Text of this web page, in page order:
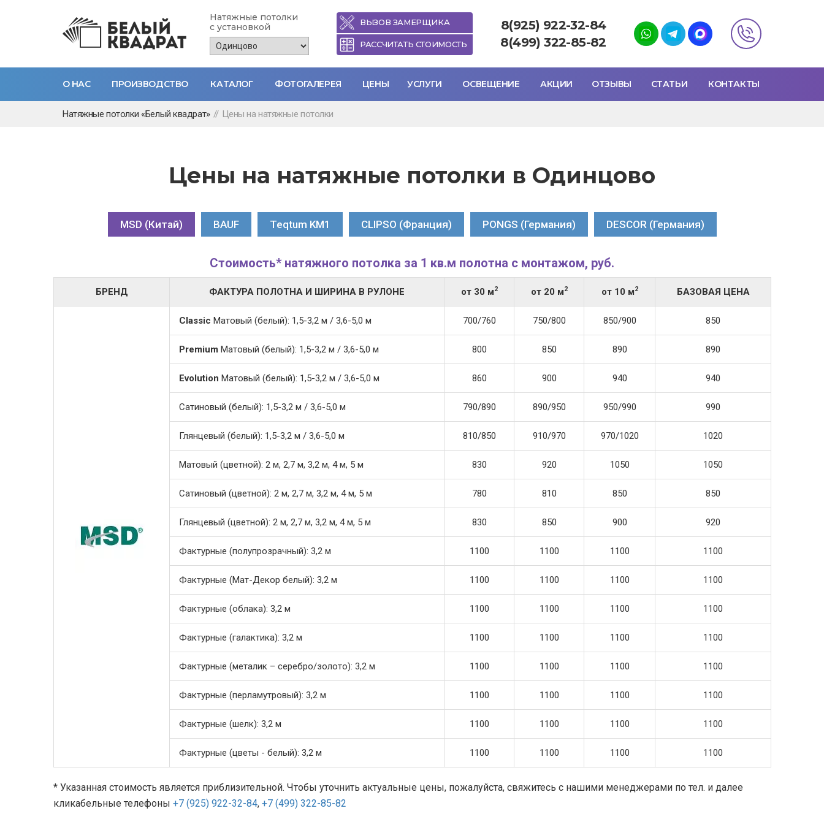
Натяжные потолки
с установкой
ВЫЗОВ ЗАМЕРЩИКА
РАССЧИТАТЬ СТОИМОСТЬ
8(925) 922-32-84
8(499) 322-85-82
О НАС ПРОИЗВОДСТВО КАТАЛОГ ФОТОГАЛЕРЕЯ ЦЕНЫ УСЛУГИ ОСВЕЩЕНИЕ АКЦИИ ОТЗЫВЫ СТАТЬИ КОНТАКТЫ
Натяжные потолки «Белый квадрат» // Цены на натяжные потолки
Цены на натяжные потолки в Одинцово
MSD (Китай) (активная вкладка)
BAUF Teqtum KM1 CLIPSO (Франция) PONGS (Германия) DESCOR (Германия)
Стоимость* натяжного потолка за 1 кв.м полотна с монтажом, руб.
БРЕНД ФАКТУРА ПОЛОТНА И ШИРИНА В РУЛОНЕ от 30 м2 от 20 м2 от 10 м2 БАЗОВАЯ ЦЕНА
Classic Матовый (белый): 1,5-3,2 м / 3,6-5,0 м 700/760 750/800 850/900 850
Premium Матовый (белый): 1,5-3,2 м / 3,6-5,0 м 800 850 890 890
Evolution Матовый (белый): 1,5-3,2 м / 3,6-5,0 м 860 900 940 940
Сатиновый (белый): 1,5-3,2 м / 3,6-5,0 м 790/890 890/950 950/990 990
Глянцевый (белый): 1,5-3,2 м / 3,6-5,0 м 810/850 910/970 970/1020 1020
Матовый (цветной): 2 м, 2,7 м, 3,2 м, 4 м, 5 м 830 920 1050 1050
Сатиновый (цветной): 2 м, 2,7 м, 3,2 м, 4 м, 5 м 780 810 850 850
Глянцевый (цветной): 2 м, 2,7 м, 3,2 м, 4 м, 5 м 830 850 900 920
Фактурные (полупрозрачный): 3,2 м 1100 1100 1100 1100
Фактурные (Мат-Декор белый): 3,2 м 1100 1100 1100 1100
Фактурные (облака): 3,2 м 1100 1100 1100 1100
Фактурные (галактика): 3,2 м 1100 1100 1100 1100
Фактурные (металик – серебро/золото): 3,2 м 1100 1100 1100 1100
Фактурные (перламутровый): 3,2 м 1100 1100 1100 1100
Фактурные (шелк): 3,2 м 1100 1100 1100 1100
Фактурные (цветы - белый): 3,2 м 1100 1100 1100 1100
* Указанная стоимость является приблизительной. Чтобы уточнить актуальные цены, пожалуйста, свяжитесь с нашими менеджерами по тел. и далее
кликабельные телефоны +7 (925) 922-32-84, +7 (499) 322-85-82